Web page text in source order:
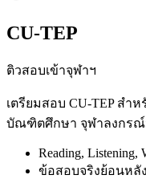
CU-TEP
ติวสอบเข้าจุฬาฯ
เตรียมสอบ CU-TEP สำ
บัณฑิตศึกษา จุฬาลงกรณ์
Reading, Listening,
ข้อสอบจริงย้อนหลัง